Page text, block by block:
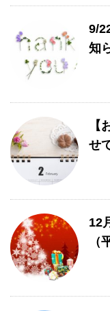
9/
知
【
せ
12
（